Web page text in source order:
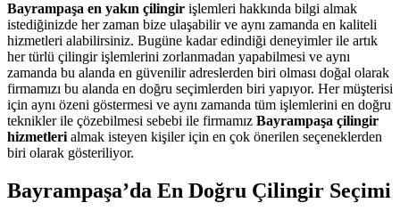
Bayrampaşa en yakın çilingir işlemleri hakkında bilgi almak
istediğinizde her zaman bize ulaşabilir ve aynı zamanda en kaliteli
hizmetleri alabilirsiniz. Bugüne kadar edindiği deneyimler ile artık
her türlü çilingir işlemlerini zorlanmadan yapabilmesi ve aynı
zamanda bu alanda en güvenilir adreslerden biri olması doğal olarak
firmamızı bu alanda en doğru seçimlerden biri yapıyor. Her müşterisi
için aynı özeni göstermesi ve aynı zamanda tüm işlemlerini en doğru
teknikler ile çözebilmesi sebebi ile firmamız Bayrampaşa çilingir
hizmetleri almak isteyen kişiler için en çok önerilen seçeneklerden
biri olarak gösteriliyor.
Bayrampaşa’da En Doğru Çilingir Seçimi